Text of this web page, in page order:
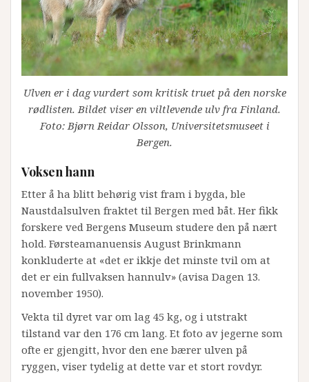
Ulven er i dag vurdert som kritisk truet på den norske
rødlisten. Bildet viser en viltlevende ulv fra Finland.
Foto: Bjørn Reidar Olsson, Universitetsmuseet i
Bergen.
Voksen hann
Etter å ha blitt behørig vist fram i bygda, ble
Naustdalsulven fraktet til Bergen med båt. Her fikk
forskere ved Bergens Museum studere den på nært
hold. Førsteamanuensis August Brinkmann
konkluderte at «det er ikkje det minste tvil om at
det er ein fullvaksen hannulv» (avisa Dagen 13.
november 1950).
Vekta til dyret var om lag 45 kg, og i utstrakt
tilstand var den 176 cm lang. Et foto av jegerne som
ofte er gjengitt, hvor den ene bærer ulven på
ryggen, viser tydelig at dette var et stort rovdyr.